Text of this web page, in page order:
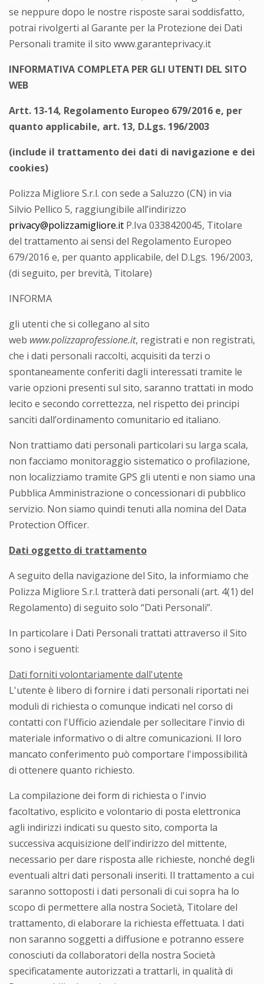
se neppure dopo le nostre risposte sarai soddisfatto,
potrai rivolgerti al Garante per la Protezione dei Dati
Personali tramite il sito www.garanteprivacy.it
INFORMATIVA COMPLETA PER GLI UTENTI DEL SITO
WEB
Artt. 13-14, Regolamento Europeo 679/2016 e, per
quanto applicabile, art. 13, D.Lgs. 196/2003
(include il trattamento dei dati di navigazione e dei
cookies)
Polizza Migliore S.r.l. con sede a Saluzzo (CN) in via
Silvio Pellico 5, raggiungibile all’indirizzo
privacy@polizzamigliore.it P.Iva 0338420045, Titolare
del trattamento ai sensi del Regolamento Europeo
679/2016 e, per quanto applicabile, del D.Lgs. 196/2003,
(di seguito, per brevità, Titolare)
INFORMA
gli utenti che si collegano al sito
web www.polizzaprofessione.it, registrati e non registrati,
che i dati personali raccolti, acquisiti da terzi o
spontaneamente conferiti dagli interessati tramite le
varie opzioni presenti sul sito, saranno trattati in modo
lecito e secondo correttezza, nel rispetto dei principi
sanciti dall’ordinamento comunitario ed italiano.
Non trattiamo dati personali particolari su larga scala,
non facciamo monitoraggio sistematico o profilazione,
non localizziamo tramite GPS gli utenti e non siamo una
Pubblica Amministrazione o concessionari di pubblico
servizio. Non siamo quindi tenuti alla nomina del Data
Protection Officer.
Dati oggetto di trattamento
A seguito della navigazione del Sito, la informiamo che
Polizza Migliore S.r.l. tratterà dati personali (art. 4(1) del
Regolamento) di seguito solo “Dati Personali”.
In particolare i Dati Personali trattati attraverso il Sito
sono i seguenti:
Dati forniti volontariamente dall'utente
L'utente è libero di fornire i dati personali riportati nei
moduli di richiesta o comunque indicati nel corso di
contatti con l'Ufficio aziendale per sollecitare l'invio di
materiale informativo o di altre comunicazioni. Il loro
mancato conferimento può comportare l'impossibilità
di ottenere quanto richiesto.
La compilazione dei form di richiesta o l'invio
facoltativo, esplicito e volontario di posta elettronica
agli indirizzi indicati su questo sito, comporta la
successiva acquisizione dell'indirizzo del mittente,
necessario per dare risposta alle richieste, nonché degli
eventuali altri dati personali inseriti. Il trattamento a cui
saranno sottoposti i dati personali di cui sopra ha lo
scopo di permettere alla nostra Società, Titolare del
trattamento, di elaborare la richiesta effettuata. I dati
non saranno soggetti a diffusione e potranno essere
conosciuti da collaboratori della nostra Società
specificatamente autorizzati a trattarli, in qualità di